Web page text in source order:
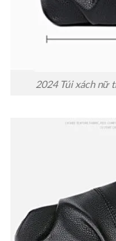
2024 Túi xách nữ